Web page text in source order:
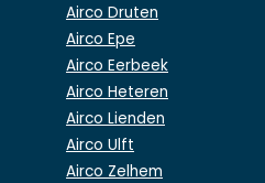
Airco Druten
Airco Epe
Airco Eerbeek
Airco Heteren
Airco Lienden
Airco Ulft
Airco Zelhem